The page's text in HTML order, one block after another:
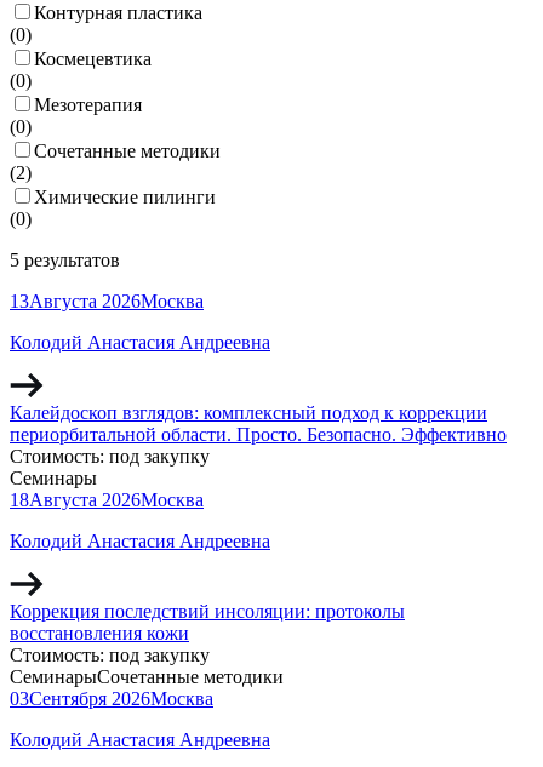
Контурная пластика
(0)
Космецевтика
(0)
Мезотерапия
(0)
Сочетанные методики
(2)
Химические пилинги
(0)
5 результатов
13Августа 2026Москва
Колодий Анастасия Андреевна
Калейдоскоп взглядов: комплексный подход к коррекции
периорбитальной области. Просто. Безопасно. Эффективно
Стоимость: под закупку
Семинары
18Августа 2026Москва
Колодий Анастасия Андреевна
Коррекция последствий инсоляции: протоколы
восстановления кожи
Стоимость: под закупку
СеминарыСочетанные методики
03Сентября 2026Москва
Колодий Анастасия Андреевна